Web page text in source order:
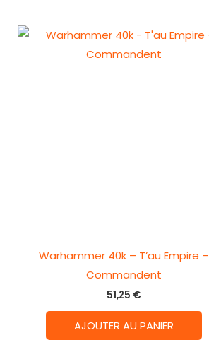
Warhammer 40k – T’au Empire –
Commandent
51,25 €
AJOUTER AU PANIER